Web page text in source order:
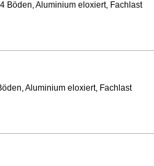
Böden, Aluminium eloxiert, Fachlast
Aluminium eloxiert, Fachlast